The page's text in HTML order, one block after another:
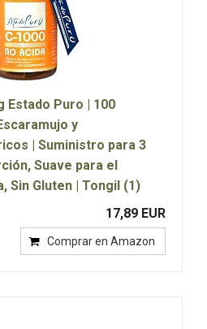
Estado Puro | 100
y
| Suministro para 3
Suave para el
Sin Gluten | Tongil (1)
17,89 EUR
Comprar en Amazon